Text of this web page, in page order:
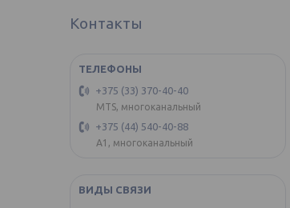
Контакты
+375 (33) 370-40-40
MTS, многоканальный
+375 (44) 540-40-88
А1, многоканальный